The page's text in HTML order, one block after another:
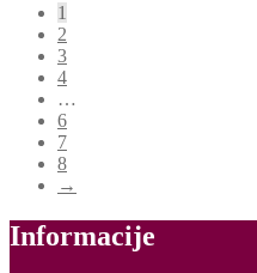
1
2
3
4
…
6
7
8
→
Informacije